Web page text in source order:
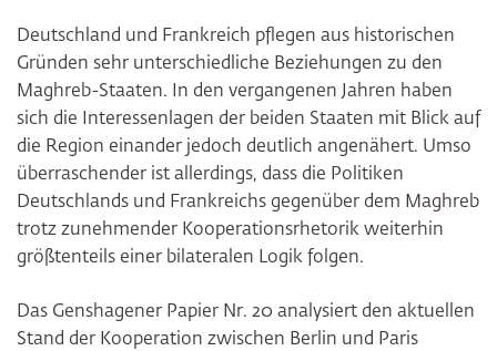
Deutschland und Frankreich pflegen aus historischen
Gründen sehr unterschiedliche Beziehungen zu den
Maghreb-Staaten. In den vergangenen Jahren haben
sich die Interessenlagen der beiden Staaten mit Blick auf
die Region einander jedoch deutlich angenähert. Umso
überraschender ist allerdings, dass die Politiken
Deutschlands und Frankreichs gegenüber dem Maghreb
trotz zunehmender Kooperationsrhetorik weiterhin
größtenteils einer bilateralen Logik folgen.
Das Genshagener Papier Nr. 20 analysiert den aktuellen
Stand der Kooperation zwischen Berlin und Paris